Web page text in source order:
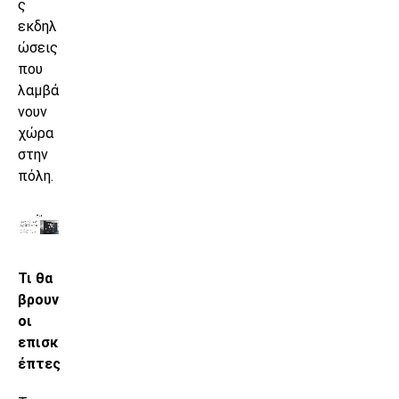
ς
εκδηλ
ώσεις
που
λαμβά
νουν
χώρα
στην
πόλη.
Τι θα
βρουν
οι
επισκ
έπτες